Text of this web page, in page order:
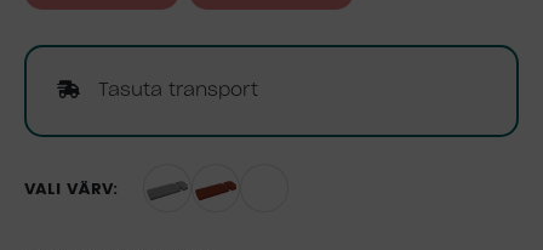
Tasuta transport
VÄRV